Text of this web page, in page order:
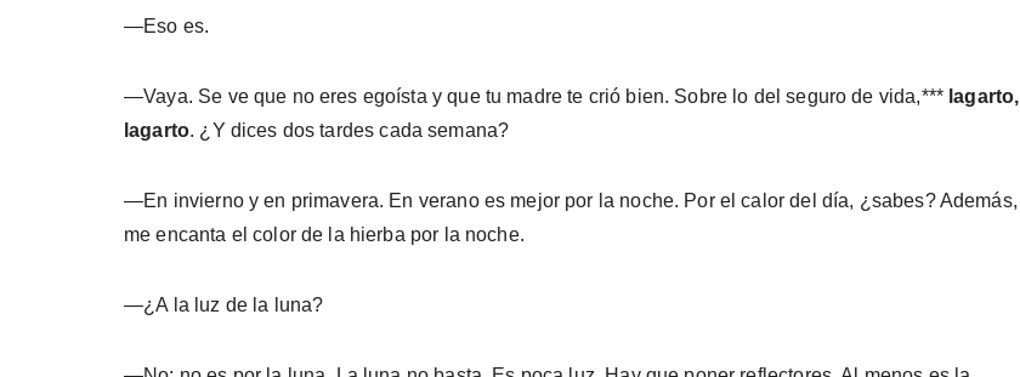
—Eso es.
—Vaya. Se ve que no eres egoísta y que tu madre te crió bien. Sobre lo del seguro de vida,*** lagarto,
lagarto. ¿Y dices dos tardes cada se­mana?
—En invierno y en primavera. En verano es mejor por la noche. Por el calor del día, ¿sabes? Además,
me encanta el color de la hierba por la noche.
—¿A la luz de la luna?